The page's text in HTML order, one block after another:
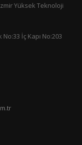
Yüksek Teknoloji
İç Kapı No:203